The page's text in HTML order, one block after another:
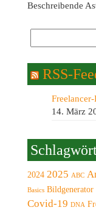
Beschreibende
RSS-
14. März
2024 2025 ABC
Basics Bildgenerator
Covid-19 DNA